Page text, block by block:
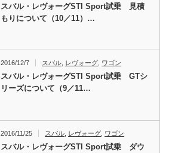
スバル・レヴォーグSTI Sport試乗 見積
もりについて（10／11）…
2016/12/7 スバル レヴォーグ ワゴン
スバル・レヴォーグSTI Sport試乗 GTシ
リーズについて（9／11…
2016/11/25 スバル レヴォーグ ワゴン
スバル・レヴォーグSTI Sport試乗 ダウ